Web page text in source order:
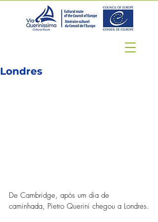
Londres
De Cambridge, após um dia de
caminhada, Pietro Querini chegou a Londres.